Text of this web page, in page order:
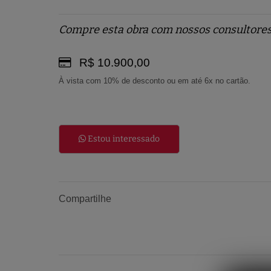
Compre esta obra com nossos
R$ 10.900,00
À vista com 10% de desconto ou em até 6x no cartão.
Estou interessado
Compartilhe